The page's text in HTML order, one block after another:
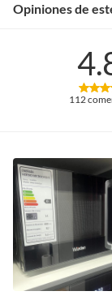
Opiniones de
112